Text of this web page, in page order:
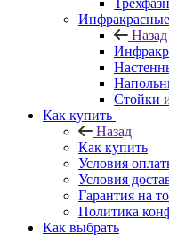
Назад
Стойки
Как купить
Назад
Как купить
Условия
Условия
Гарантия на
Политика
Как выбрать